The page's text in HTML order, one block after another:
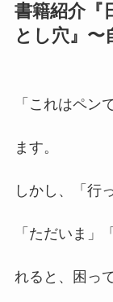
書籍紹介『
とし穴』〜
「これはペン
ます。
しかし、「行
「ただいま」
れると、困っ